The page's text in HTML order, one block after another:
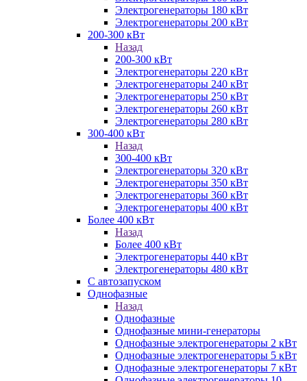
Электрогенераторы 180 кВт
Электрогенераторы 200 кВт
200-300 кВт
Назад
200-300 кВт
Электрогенераторы 220 кВт
Электрогенераторы 240 кВт
Электрогенераторы 250 кВт
Электрогенераторы 260 кВт
Электрогенераторы 280 кВт
300-400 кВт
Назад
300-400 кВт
Электрогенераторы 320 кВт
Электрогенераторы 350 кВт
Электрогенераторы 360 кВт
Электрогенераторы 400 кВт
Более 400 кВт
Назад
Более 400 кВт
Электрогенераторы 440 кВт
Электрогенераторы 480 кВт
С автозапуском
Однофазные
Назад
Однофазные
Однофазные мини-генераторы
Однофазные электрогенераторы 2 кВт
Однофазные электрогенераторы 5 кВт
Однофазные электрогенераторы 7 кВт